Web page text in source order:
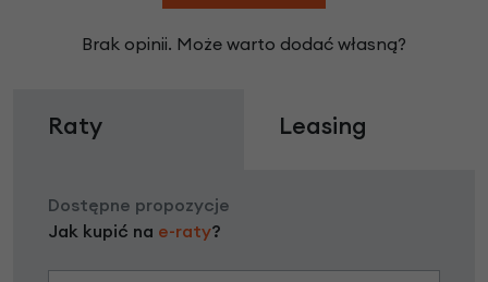
Brak opinii. Może warto dodać własną?
Raty Leasing
Dostępne propozycje
Jak kupić na e-raty?